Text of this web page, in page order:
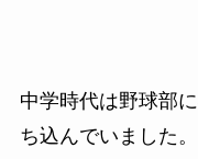
中学時代は野球部
ち込んでいました。